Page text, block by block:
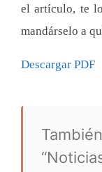
el artículo, te
mandárselo a
Descargar PDF